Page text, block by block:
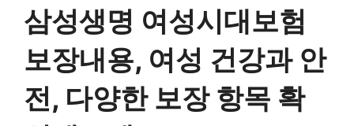
삼성생명 여성시대보험
보장내용, 여성 건강과 안
전, 다양한 보장 항목 확